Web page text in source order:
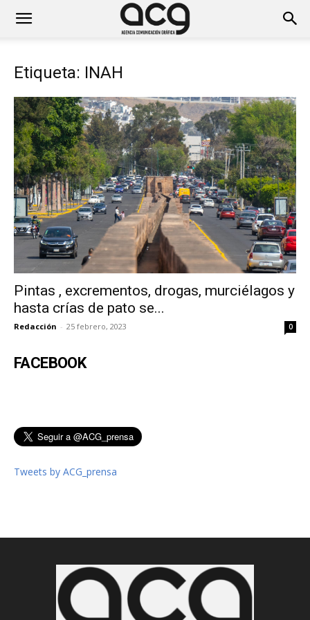
Etiqueta: INAH
Pintas , excrementos, drogas, murciélagos y
hasta crías de pato se...
Redacción - 25 febrero, 2023 0
FACEBOOK
Tweets by ACG_prensa